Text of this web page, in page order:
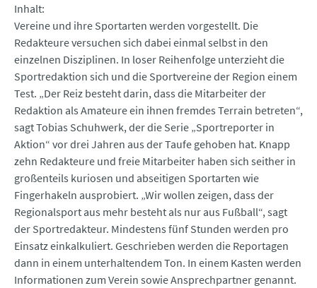
Inhalt
Vereine und ihre Sportarten werden vorgestellt. Die
Redakteure versuchen sich dabei einmal selbst in den
einzelnen Disziplinen. In loser Reihenfolge unterzieht die
Sportredaktion sich und die Sportvereine der Region einem
Test. „Der Reiz besteht darin, dass die Mitarbeiter der
Redaktion als Amateure ein ihnen fremdes Terrain betreten“,
sagt Tobias Schuhwerk, der die Serie „Sportreporter in
Aktion“ vor drei Jahren aus der Taufe gehoben hat. Knapp
zehn Redakteure und freie Mitarbeiter haben sich seither in
großenteils kuriosen und abseitigen Sportarten wie
Fingerhakeln ausprobiert. „Wir wollen zeigen, dass der
Regionalsport aus mehr besteht als nur aus Fußball“, sagt
der Sportredakteur. Mindestens fünf Stunden werden pro
Einsatz einkalkuliert. Geschrieben werden die Reportagen
dann in einem unterhaltendem Ton. In einem Kasten werden
Informationen zum Verein sowie Ansprechpartner genannt.